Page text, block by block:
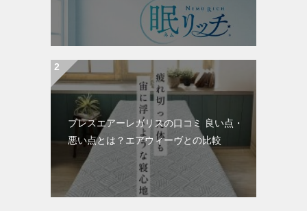
ブレスエアーレガリスの口コミ 良い点・
悪い点とは？エアウィーヴとの比較